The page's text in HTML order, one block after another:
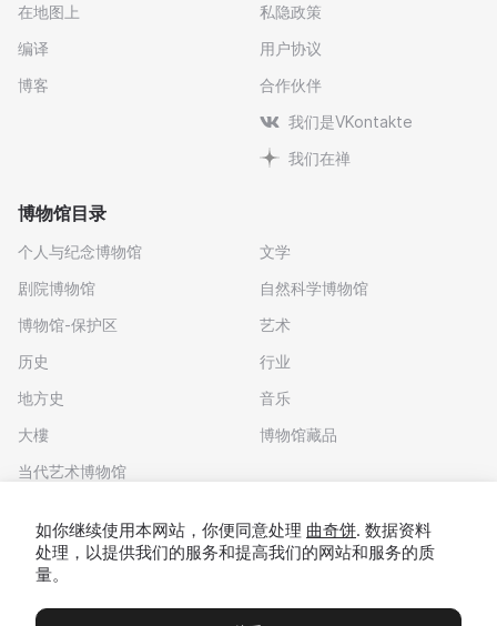
在地图上
编译
博客
私隐政策
用户协议
合作伙伴
我们是VKontakte
我们在禅
博物馆目录
个人与纪念博物馆
剧院博物馆
博物馆-保护区
历史
地方史
大樓
当代艺术博物馆
文学
自然科学博物馆
艺术
行业
音乐
博物馆藏品
如你继续使用本网站，你便同意处理 曲奇饼. 数据资料
处理，以提供我们的服务和提高我们的网站和服务的质
量。